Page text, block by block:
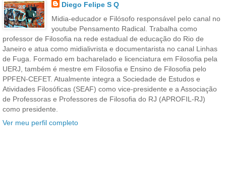
Diego Felipe S Q
Midia-educador e Filósofo responsável pelo canal no
youtube Pensamento Radical. Trabalha como
professor de Filosofia na rede estadual de educação do Rio de
Janeiro e atua como midialivrista e documentarista no canal Linhas
de Fuga. Formado em bacharelado e licenciatura em Filosofia pela
UERJ, também é mestre em Filosofia e Ensino de Filosofia pelo
PPFEN-CEFET. Atualmente integra a Sociedade de Estudos e
Atividades Filosóficas (SEAF) como vice-presidente e a Associação
de Professoras e Professores de Filosofia do RJ (APROFIL-RJ)
como presidente.
Ver meu perfil completo